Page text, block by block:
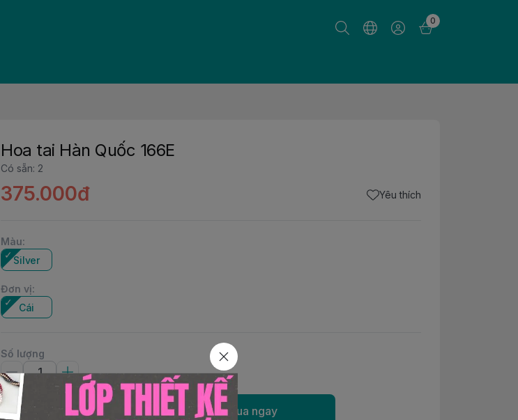
0
Hoa tai Hàn Quốc 166E
Có sẵn: 2
375.000đ Yêu thích
Màu:
Silver
Đơn vị:
Cái
Số lượng
Thêm giỏ hàng Mua ngay